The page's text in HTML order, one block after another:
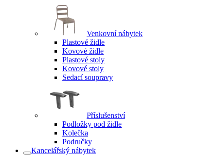
Venkovní nábytek
Plastové židle
Kovové židle
Plastové stoly
Kovové stoly
Sedací soupravy
Příslušenství
Podložky pod židle
Kolečka
Područky
Kancelářský nábytek